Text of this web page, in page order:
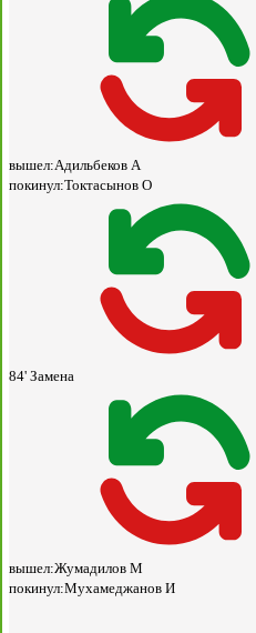
вышел:Адильбеков А
покинул:Токтасынов О
84' Замена
вышел:Жумадилов М
покинул:Мухамеджанов И